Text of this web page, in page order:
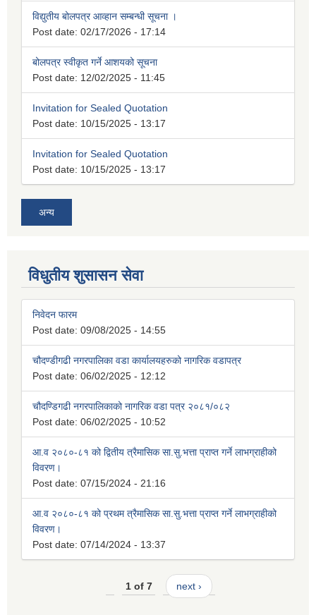
विद्युतीय बोलपत्र आव्हान सम्बन्धी सूचना ।
Post date: 02/17/2026 - 17:14
बोलपत्र स्वीकृत गर्ने आशयको सूचना
Post date: 12/02/2025 - 11:45
Invitation for Sealed Quotation
Post date: 10/15/2025 - 13:17
Invitation for Sealed Quotation
Post date: 10/15/2025 - 13:17
अन्य
विधुतीय शुसासन सेवा
निवेदन फारम
Post date: 09/08/2025 - 14:55
चौदण्डीगढी नगरपालिका वडा कार्यालयहरुको नागरिक वडापत्र
Post date: 06/02/2025 - 12:12
चौदण्डिगढी नगरपालिकाको नागरिक वडा पत्र २०८१/०८२
Post date: 06/02/2025 - 10:52
आ.व २०८०-८१ को द्वितीय त्रैमासिक सा.सु.भत्ता प्राप्त गर्ने लाभग्राहीको
विवरण।
Post date: 07/15/2024 - 21:16
आ.व २०८०-८१ को प्रथम त्रैमासिक सा.सु.भत्ता प्राप्त गर्ने लाभग्राहीको
विवरण।
Post date: 07/14/2024 - 13:37
1 of 7 next ›